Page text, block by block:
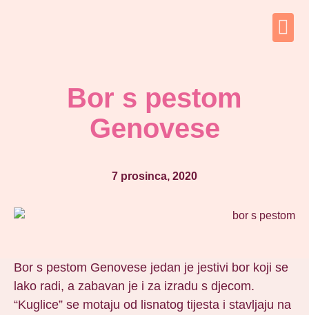
Bor s pestom
Genovese
7 prosinca, 2020
Bor s pestom Genovese jedan je jestivi bor koji se
lako radi, a zabavan je i za izradu s djecom.
“Kuglice” se motaju od lisnatog tijesta i stavljaju na